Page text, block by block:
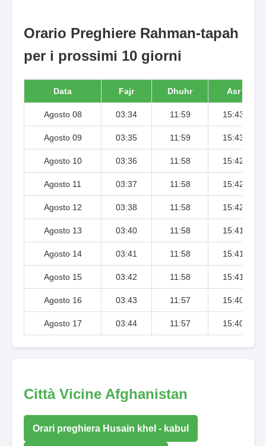
Orario Preghiere Rahman-tapah
per i prossimi 10 giorni
Data Fajr Dhuhr Asr
Agosto 08 03:34 11:59 15:43
Agosto 09 03:35 11:59 15:43
Agosto 10 03:36 11:58 15:42
Agosto 11 03:37 11:58 15:42
Agosto 12 03:38 11:58 15:42
Agosto 13 03:40 11:58 15:41
Agosto 14 03:41 11:58 15:41
Agosto 15 03:42 11:58 15:41
Agosto 16 03:43 11:57 15:40
Agosto 17 03:44 11:57 15:40
Città Vicine Afghanistan
Orari preghiera Husain khel - kabul